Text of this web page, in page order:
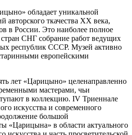
обладает уникальной
авторского ткачества XX века,
в России. Это наиболее полное
СНГ собрание работ ведущих
республик СССР. Музей активно
европейскими
лет «Царицыно» целенаправленно
мастерами, чьи
в коллекцию. IV Триеннале
искусства и современного
большой
«Царицына» в области актуального